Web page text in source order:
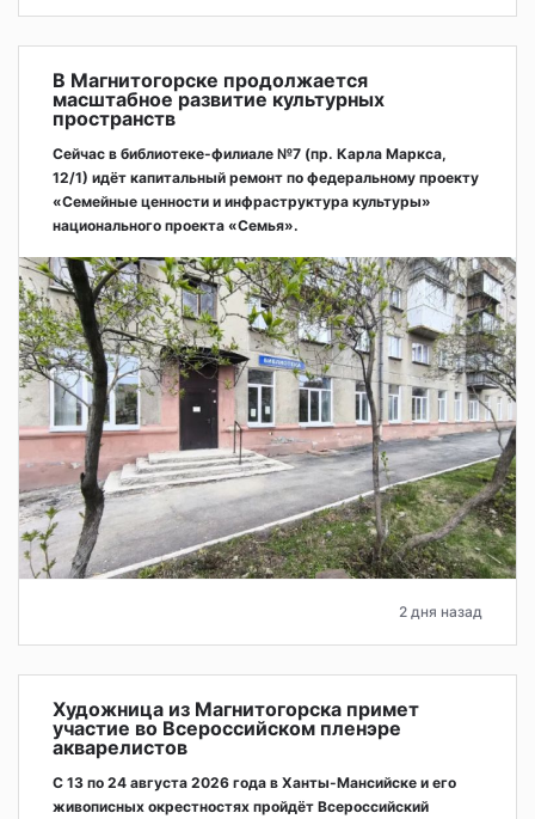
В Магнитогорске продолжается
масштабное развитие культурных
пространств
Сейчас в библиотеке-филиале №7 (пр. Карла Маркса,
12/1) идёт капитальный ремонт по федеральному проекту
«Семейные ценности и инфраструктура культуры»
национального проекта «Семья».
2 дня назад
Художница из Магнитогорска примет
участие во Всероссийском пленэре
акварелистов
С 13 по 24 августа 2026 года в Ханты-Мансийске и его
живописных окрестностях пройдёт Всероссийский